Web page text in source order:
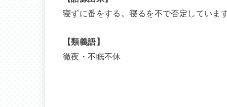
寝ずに番をする。寝るを不で否定していま
【類義語】
徹夜・不眠不休